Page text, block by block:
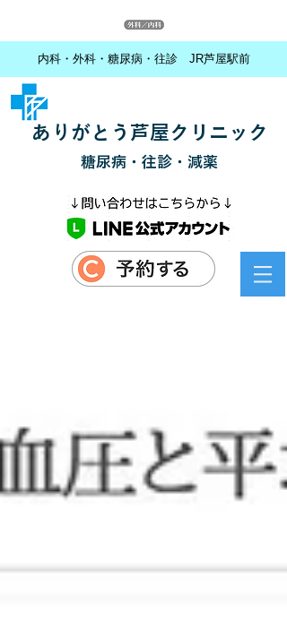
内科・外科・糖尿病・往診 JR芦屋駅前
ありがとう芦屋クリニック
糖尿病・往診・減薬